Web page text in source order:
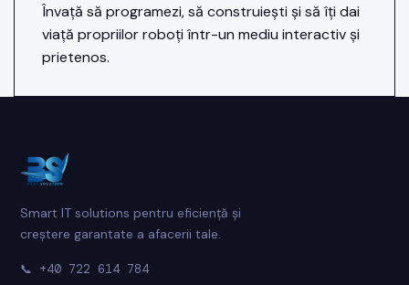
Învață să programezi, să construiești și să îți dai
viață propriilor roboți într-un mediu interactiv și
prietenos.
Smart IT solutions pentru eficiență și
creștere garantate a afacerii tale.
📞 +40 722 614 784